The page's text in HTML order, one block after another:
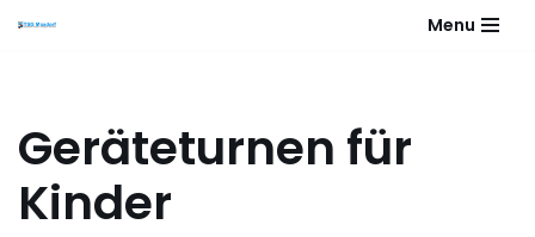
Menu
Geräteturnen für
Kinder